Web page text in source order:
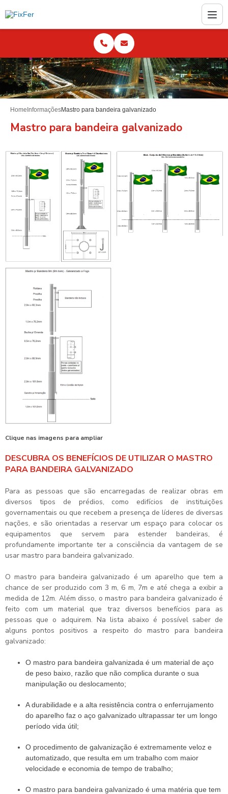
Home InformaçõesMastro para bandeira galvanizado
Mastro para bandeira galvanizado
Clique nas imagens para ampliar
DESCUBRA OS BENEFÍCIOS DE UTILIZAR O MASTRO
PARA BANDEIRA GALVANIZADO
Para as pessoas que são encarregadas de realizar obras em
diversos tipos de prédios, como edifícios de instituições
governamentais ou que recebem a presença de líderes de diversas
nações, e são orientadas a reservar um espaço para colocar os
equipamentos que servem para estender bandeiras, é
profundamente importante ter a consciência da vantagem de se
usar mastro para bandeira galvanizado.
Omastro para bandeira galvanizado é um aparelho que tem a
chance de ser produzido com 3 m, 6 m, 7m e até chega a exibir a
medida de 12m. Além disso, o mastro para bandeira galvanizado é
feito com um material que traz diversos benefícios para as
pessoas que o adquirem. Na lista abaixo é possível saber de
alguns pontos positivos a respeito do mastro para bandeira
galvanizado:
O mastro para bandeira galvanizada é um material de aço
de peso baixo, razão que não complica durante o sua
manipulação ou deslocamento;
A durabilidade e a alta resistência contra o enferrujamento
do aparelho faz o aço galvanizado ultrapassar ter um longo
período vida útil;
O procedimento de galvanização é extremamente veloz e
automatizado, que resulta em um trabalho com maior
velocidade e economia de tempo de trabalho;
O mastro para bandeira galvanizado é uma matéria que tem